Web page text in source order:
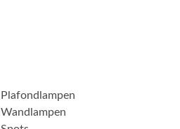
Plafondlampen
Wandlampen